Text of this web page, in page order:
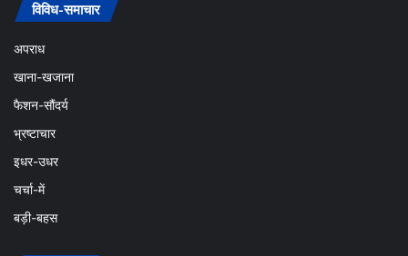
विविध-समाचार
अपराध
खाना-खजाना
फैशन-सौंदर्य
भ्रष्टाचार
इधर-उधर
चर्चा-में
बड़ी-बहस